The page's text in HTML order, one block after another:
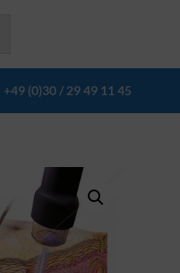
+49 (0)30 / 29 49 11 45